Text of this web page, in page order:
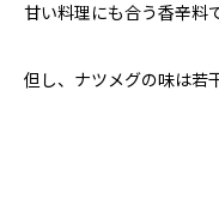
甘い料理にも合う香辛料
但し、ナツメグの味は若